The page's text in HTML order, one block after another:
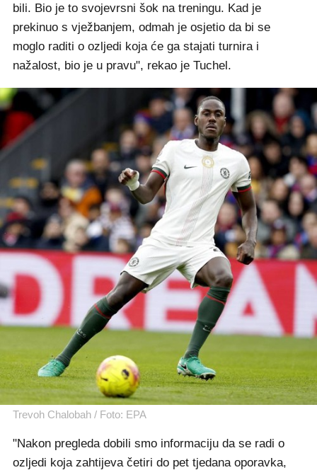
bili. Bio je to svojevrsni šok na treningu. Kad je
prekinuo s vježbanjem, odmah je osjetio da bi se
moglo raditi o ozljedi koja će ga stajati turnira i
nažalost, bio je u pravu", rekao je Tuchel.
Trevoh Chalobah / Foto: EPA
"Nakon pregleda dobili smo informaciju da se radi o
ozljedi koja zahtijeva četiri do pet tjedana oporavka,